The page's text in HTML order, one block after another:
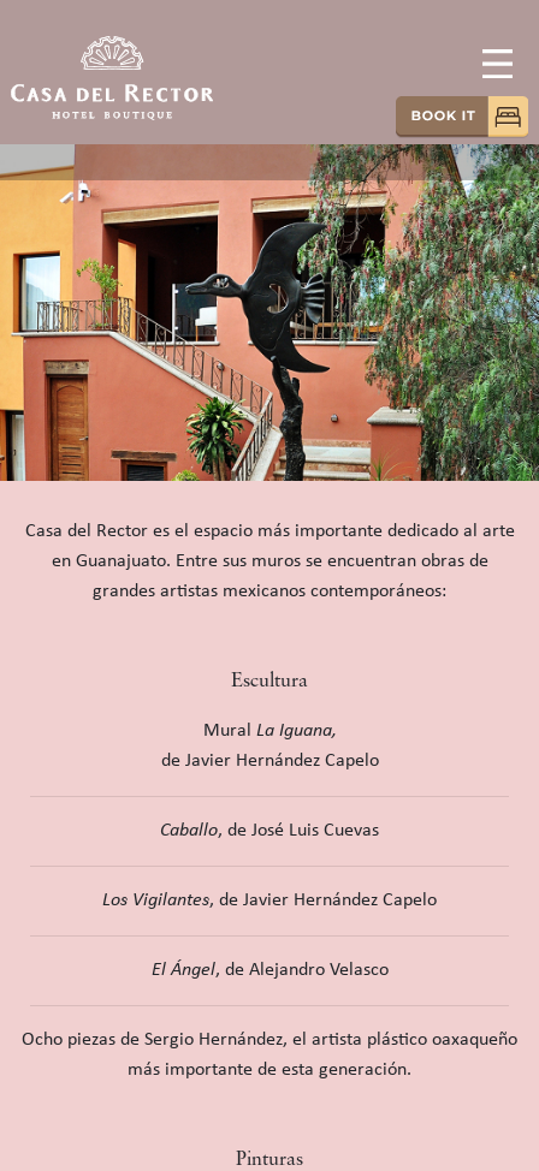
Casa del Rector es el espacio más importante dedicado al arte
en Guanajuato. Entre sus muros se encuentran obras de
grandes artistas mexicanos contemporáneos:
Escultura
Mural La Iguana,
de Javier Hernández Capelo
Caballo, de José Luis Cuevas
Los Vigilantes, de Javier Hernández Capelo
El Ángel, de Alejandro Velasco
Ocho piezas de Sergio Hernández, el artista plástico oaxaqueño
más importante de esta generación.
Pinturas